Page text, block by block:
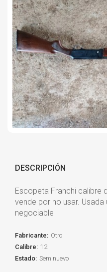
DESCRIPCIÓN
Escopeta Franchi calibre
vende por no usar.
negociable
Fabricante: Otro
Calibre: 12
Estado: Seminuevo